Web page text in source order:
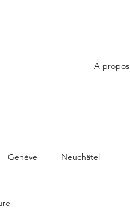
A propos
Genève Neuchâtel